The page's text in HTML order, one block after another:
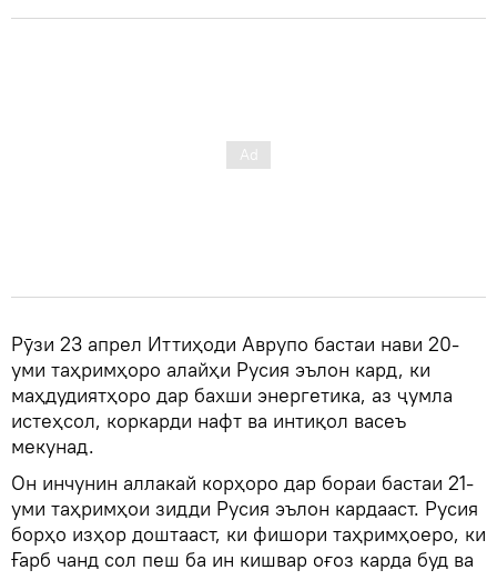
Рӯзи 23 апрел Иттиҳоди Аврупо бастаи нави 20-
уми таҳримҳоро алайҳи Русия эълон кард, ки
маҳдудиятҳоро дар бахши энергетика, аз ҷумла
истеҳсол, коркарди нафт ва интиқол васеъ
мекунад.
Он инчунин аллакай корҳоро дар бораи бастаи 21-
уми таҳримҳои зидди Русия эълон кардааст. Русия
борҳо изҳор доштааст, ки фишори таҳримҳоеро, ки
Ғарб чанд сол пеш ба ин кишвар оғоз карда буд ва